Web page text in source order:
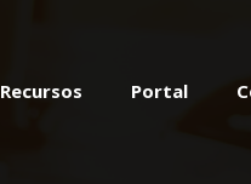
Recursos Portal